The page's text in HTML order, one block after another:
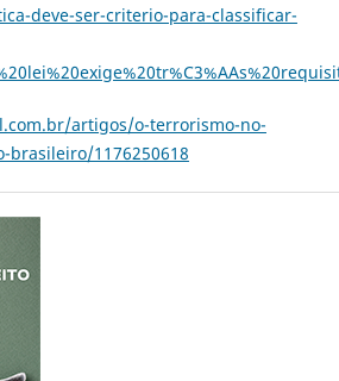
deve-ser-criterio-para-classificar-
artigos/o-terrorismo-no-
1176250618